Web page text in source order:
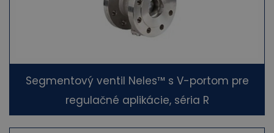
Segmentový ventil Neles™ s V-portom pre
regulačné aplikácie, séria R